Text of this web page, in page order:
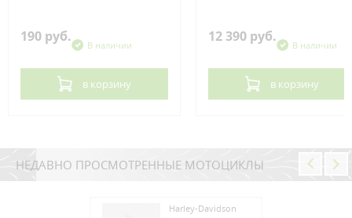
190 руб.
В наличии
в корзину
12 390 руб.
В наличии
в корзину
НЕДАВНО ПРОСМОТРЕННЫЕ МОТОЦИКЛЫ
Harley-Davidson